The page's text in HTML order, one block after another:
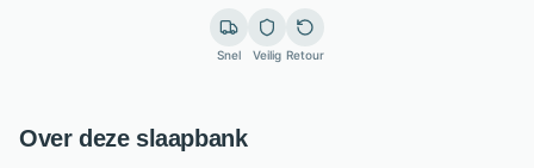
Snel Veilig Retour
Over deze slaapbank